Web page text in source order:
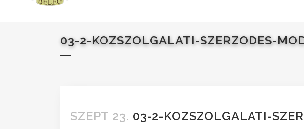
03-2-KOZSZOLGALATI-SZERZODES-
SZEPT 23. 03-2-KOZSZOLGALATI-